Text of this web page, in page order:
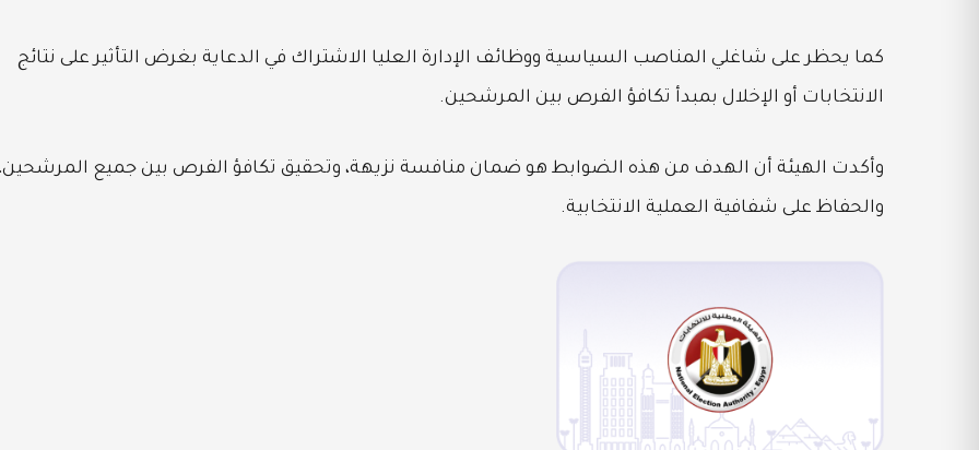
كما يحظر على شاغلي المناصب السياسية ووظائف الإدارة العليا الاشتراك في الدعاية بغرض التأثير على نتائج
الانتخابات أو الإخلال بمبدأ تكافؤ الفرص بين المرشحين.
وأكدت الهيئة أن الهدف من هذه الضوابط هو ضمان منافسة نزيهة، وتحقيق تكافؤ الفرص بين جميع
والحفاظ على شفافية العملية الانتخابية.